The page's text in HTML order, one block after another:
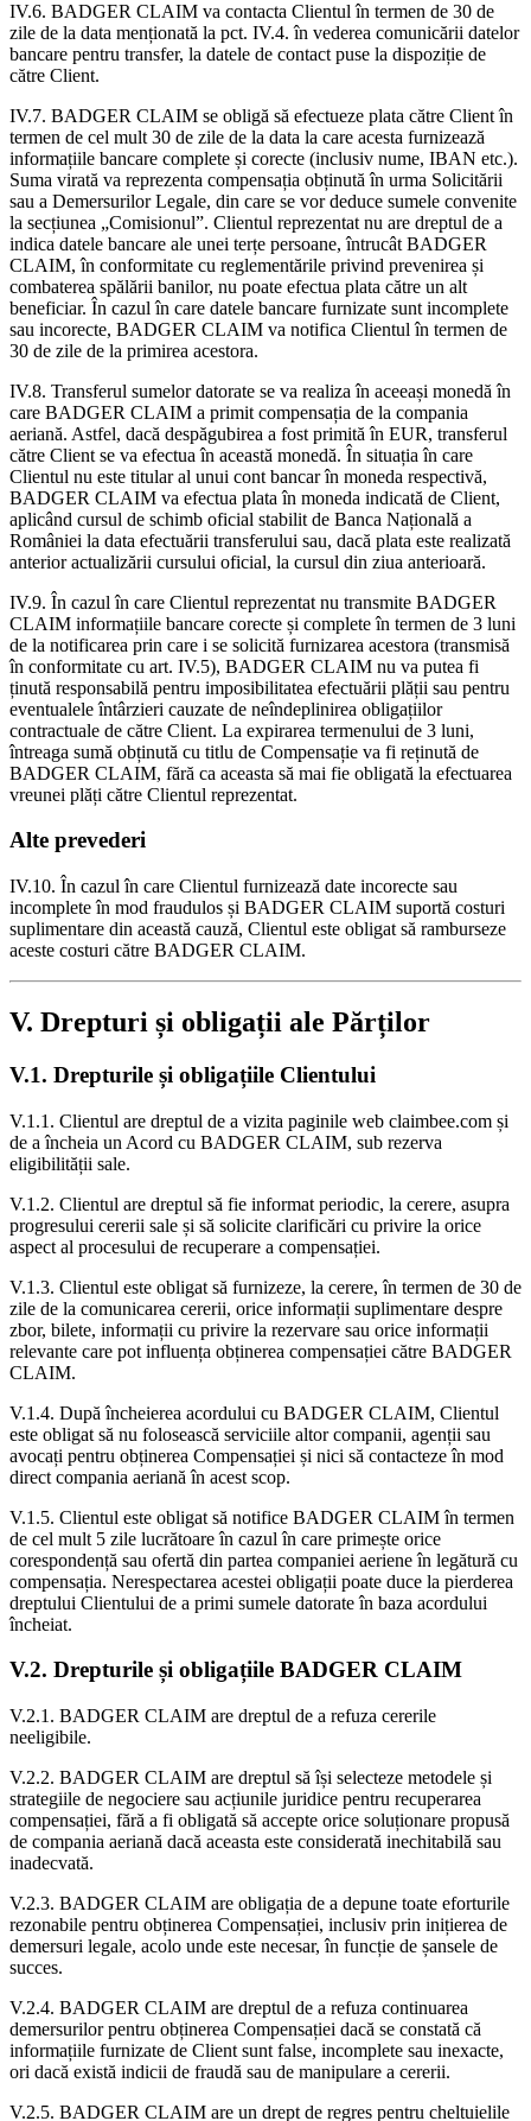
IV.6. BADGER CLAIM va contacta Clientul în termen de 30 de
zile de la data menționată la pct. IV.4. în vederea comunicării datelor
bancare pentru transfer, la datele de contact puse la dispoziție de
către Client.
IV.7. BADGER CLAIM se obligă să efectueze plata către Client în
termen de cel mult 30 de zile de la data la care acesta furnizează
informațiile bancare complete și corecte (inclusiv nume, IBAN etc.).
Suma virată va reprezenta compensația obținută în urma Solicitării
sau a Demersurilor Legale, din care se vor deduce sumele convenite
la secțiunea „Comisionul”. Clientul reprezentat nu are dreptul de a
indica datele bancare ale unei terțe persoane, întrucât BADGER
CLAIM, în conformitate cu reglementările privind prevenirea și
combaterea spălării banilor, nu poate efectua plata către un alt
beneficiar. În cazul în care datele bancare furnizate sunt incomplete
sau incorecte, BADGER CLAIM va notifica Clientul în termen de
30 de zile de la primirea acestora.
IV.8. Transferul sumelor datorate se va realiza în aceeași monedă în
care BADGER CLAIM a primit compensația de la compania
aeriană. Astfel, dacă despăgubirea a fost primită în EUR, transferul
către Client se va efectua în această monedă. În situația în care
Clientul nu este titular al unui cont bancar în moneda respectivă,
BADGER CLAIM va efectua plata în moneda indicată de Client,
aplicând cursul de schimb oficial stabilit de Banca Națională a
României la data efectuării transferului sau, dacă plata este realizată
anterior actualizării cursului oficial, la cursul din ziua anterioară.
IV.9. În cazul în care Clientul reprezentat nu transmite BADGER
CLAIM informațiile bancare corecte și complete în termen de 3 luni
de la notificarea prin care i se solicită furnizarea acestora (transmisă
în conformitate cu art. IV.5), BADGER CLAIM nu va putea fi
ținută responsabilă pentru imposibilitatea efectuării plății sau pentru
eventualele întârzieri cauzate de neîndeplinirea obligațiilor
contractuale de către Client. La expirarea termenului de 3 luni,
întreaga sumă obținută cu titlu de Compensație va fi reținută de
BADGER CLAIM, fără ca aceasta să mai fie obligată la efectuarea
vreunei plăți către Clientul reprezentat.
Alte prevederi
IV.10. În cazul în care Clientul furnizează date incorecte sau
incomplete în mod fraudulos și BADGER CLAIM suportă costuri
suplimentare din această cauză, Clientul este obligat să ramburseze
aceste costuri către BADGER CLAIM.
V. Drepturi și obligații ale Părților
V.1. Drepturile și obligațiile Clientului
V.1.1. Clientul are dreptul de a vizita paginile web claimbee.com și
de a încheia un Acord cu BADGER CLAIM, sub rezerva
eligibilității sale.
V.1.2. Clientul are dreptul să fie informat periodic, la cerere, asupra
progresului cererii sale și să solicite clarificări cu privire la orice
aspect al procesului de recuperare a compensației.
V.1.3. Clientul este obligat să furnizeze, la cerere, în termen de 30 de
zile de la comunicarea cererii, orice informații suplimentare despre
zbor, bilete, informații cu privire la rezervare sau orice informații
relevante care pot influența obținerea compensației către BADGER
CLAIM.
V.1.4. După încheierea acordului cu BADGER CLAIM, Clientul
este obligat să nu folosească serviciile altor companii, agenții sau
avocați pentru obținerea Compensației și nici să contacteze în mod
direct compania aeriană în acest scop.
V.1.5. Clientul este obligat să notifice BADGER CLAIM în termen
de cel mult 5 zile lucrătoare în cazul în care primește orice
corespondență sau ofertă din partea companiei aeriene în legătură cu
compensația. Nerespectarea acestei obligații poate duce la pierderea
dreptului Clientului de a primi sumele datorate în baza acordului
încheiat.
V.2. Drepturile și obligațiile BADGER CLAIM
V.2.1. BADGER CLAIM are dreptul de a refuza cererile
neeligibile.
V.2.2. BADGER CLAIM are dreptul să își selecteze metodele și
strategiile de negociere sau acțiunile juridice pentru recuperarea
compensației, fără a fi obligată să accepte orice soluționare propusă
de compania aeriană dacă aceasta este considerată inechitabilă sau
inadecvată.
V.2.3. BADGER CLAIM are obligația de a depune toate eforturile
rezonabile pentru obținerea Compensației, inclusiv prin inițierea de
demersuri legale, acolo unde este necesar, în funcție de șansele de
succes.
V.2.4. BADGER CLAIM are dreptul de a refuza continuarea
demersurilor pentru obținerea Compensației dacă se constată că
informațiile furnizate de Client sunt false, incomplete sau inexacte,
ori dacă există indicii de fraudă sau de manipulare a cererii.
V.2.5. BADGER CLAIM are un drept de regres pentru cheltuielile